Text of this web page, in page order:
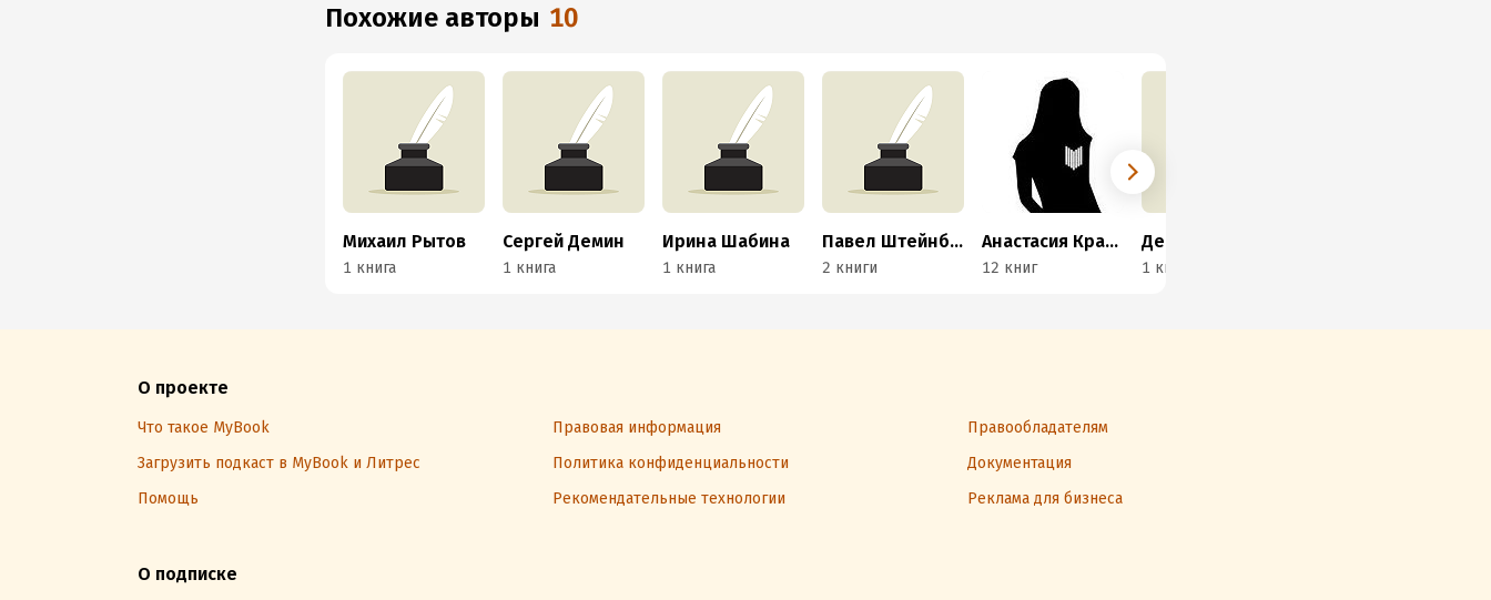
Похожие авторы 10
Михаил Рытов
1 книга
Сергей Демин
1 книга
Ирина Шабина
1 книга
Павел Штейнберг
2 книги
Анастасия Красичкова
12 книг
Денис Галимов
1 книга
О проекте
Что такое MyBook Правовая информация
Правообладателям
Загрузить подкаст в MyBook и Литрес
Политика конфиденциальности
Документация
Помощь
Рекомендательные технологии Реклама для бизнеса
О подписке